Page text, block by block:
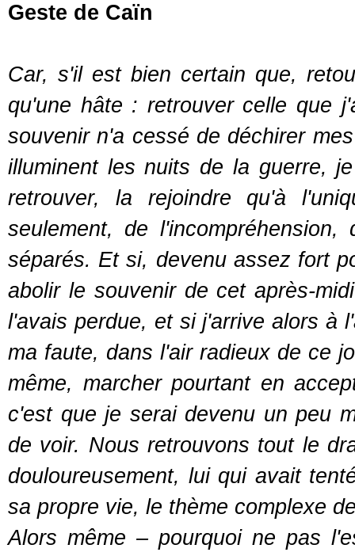
Geste de Caïn
Car, s'il est bien certain que,
qu'une hâte : retrouver celle que
souvenir n'a cessé de déchirer
illuminent les nuits de la guerre,
retrouver, la rejoindre qu'à
seulement, de
séparés. Et si, devenu assez fort
abolir le souvenir de cet après-
l'avais perdue, et si j'arrive alors à
ma faute, dans l'air radieux de ce
même, marcher pourtant en
c'est que je serai devenu un peu
de voir. Nous retrouvons tout le
douloureusement, lui qui avait
sa propre vie, le thème complexe
Alors même – pourquoi ne pas